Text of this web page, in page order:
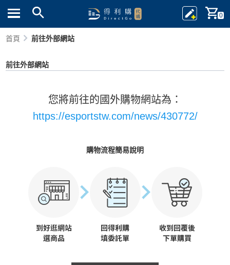
0
首頁 前往外部網站
前往外部網站
您將前往的國外購物網站為：
https://esportstw.com/news/430772/
購物流程簡易說明